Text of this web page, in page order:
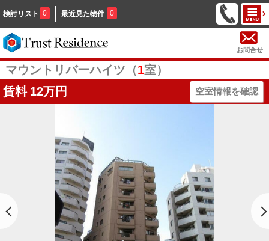
検討リスト 0 最近見た物件 0
お問合せ
マウントリバーハイツ（1室）
賃料 12万円 空室情報を確認